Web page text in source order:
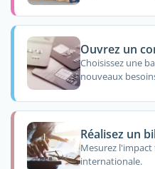
Ouvrez un
Choisissez une
nouveaux
Réalisez un
Mesurez
internationale.